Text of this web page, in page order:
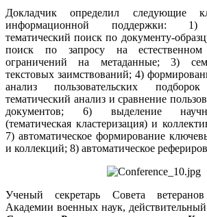
Докладчик определил следующие
информационной поддержки: 1)
тематический поиск по документу-
поиск по запросу на
ограничений на метаданные; 3)
текстовых заимствований; 4)
анализ пользовательских
тематический анализ и сравнение
документов; 6) выделение
(тематическая кластеризация) и
7) автоматическое формирование
и коллекций; 8) автоматическое
Ученый секретарь Совета
Академии военных наук,